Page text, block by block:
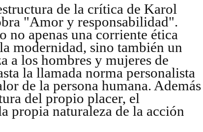
de la crítica de Karol
"Amor y responsabilidad".
apenas una corriente ética
modernidad, sino también un
a los hombres y mujeres de
la llamada norma personalista
de la persona humana. Además
del propio placer, el
naturaleza de la acción